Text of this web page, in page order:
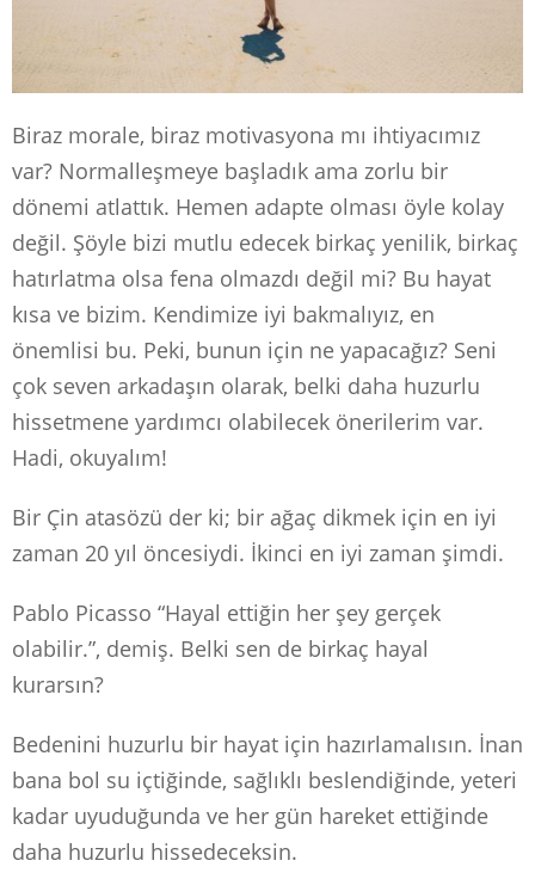
Biraz morale, biraz motivasyona mı ihtiyacımız
var? Normalleşmeye başladık ama zorlu bir
dönemi atlattık. Hemen adapte olması öyle kolay
değil. Şöyle bizi mutlu edecek birkaç yenilik, birkaç
hatırlatma olsa fena olmazdı değil mi? Bu hayat
kısa ve bizim. Kendimize iyi bakmalıyız, en
önemlisi bu. Peki, bunun için ne yapacağız? Seni
çok seven arkadaşın olarak, belki daha huzurlu
hissetmene yardımcı olabilecek önerilerim var.
Hadi, okuyalım!
Bir Çin atasözü der ki; bir ağaç dikmek için en iyi
zaman 20 yıl öncesiydi. İkinci en iyi zaman şimdi.
Pablo Picasso “Hayal ettiğin her şey gerçek
olabilir.”, demiş. Belki sen de birkaç hayal
kurarsın?
Bedenini huzurlu bir hayat için hazırlamalısın. İnan
bana bol su içtiğinde, sağlıklı beslendiğinde, yeteri
kadar uyuduğunda ve her gün hareket ettiğinde
daha huzurlu hissedeceksin.